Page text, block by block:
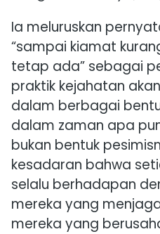
Ia meluruskan
“sampai kiamat
tetap ada” sebagai
praktik kejahatan
dalam berbagai
dalam zaman apa
bukan bentuk
kesadaran bahwa
selalu berhadapan
mereka yang
mereka yang